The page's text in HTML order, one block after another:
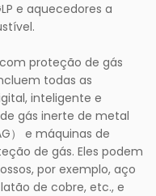
e aquecedores a
proteção de gás
todas as
inteligente e
gás inerte de metal
） e máquinas de
de gás. Eles podem
por exemplo, aço
de cobre, etc., e